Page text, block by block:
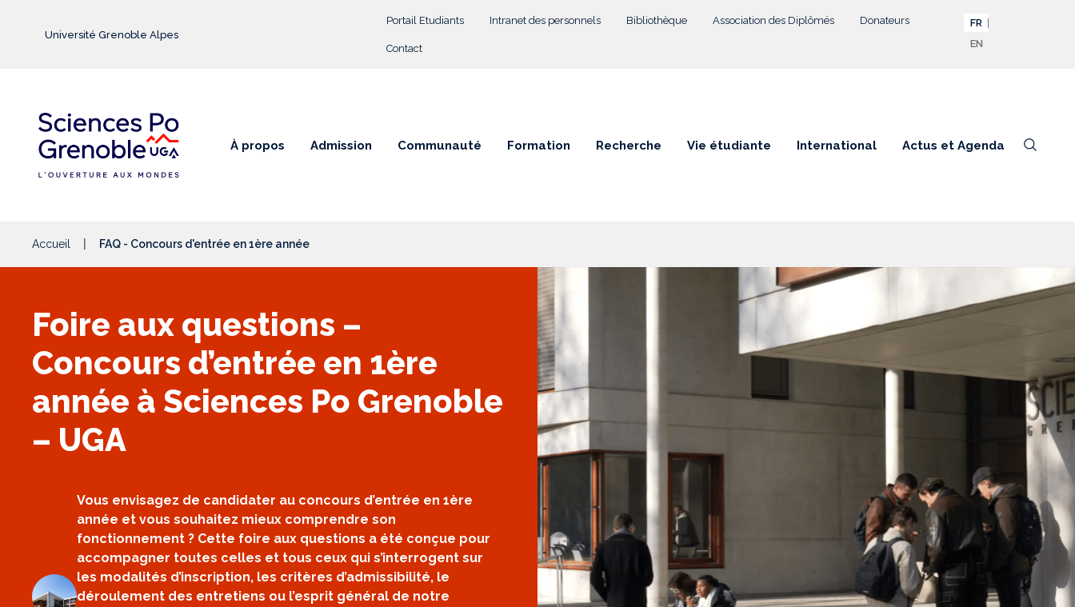
Université Grenoble Alpes Menu Top
Portail Etudiants Intranet des personnels Bibliothèque Association des Diplômés Donateurs
Contact
FR
EN
À propos Admission Communauté Formation Recherche Vie étudiante International Actus et Agenda
Accueil FAQ - Concours d'entrée en 1ère année
Foire aux questions –
Concours d’entrée en 1ère
année à Sciences Po Grenoble
– UGA
Vous envisagez de candidater au concours d’entrée en 1ère
année et vous souhaitez mieux comprendre son
fonctionnement ? Cette foire aux questions a été conçue pour
accompagner toutes celles et tous ceux qui s’interrogent sur
les modalités d’inscription, les critères d’admissibilité, le
déroulement des entretiens ou l’esprit général de notre